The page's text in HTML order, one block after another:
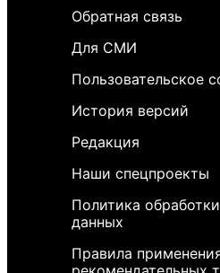
Обратная связь
Для СМИ
Пользовательское
История версий
Редакция
Наши спецпроекты
Политика
данных
Правила